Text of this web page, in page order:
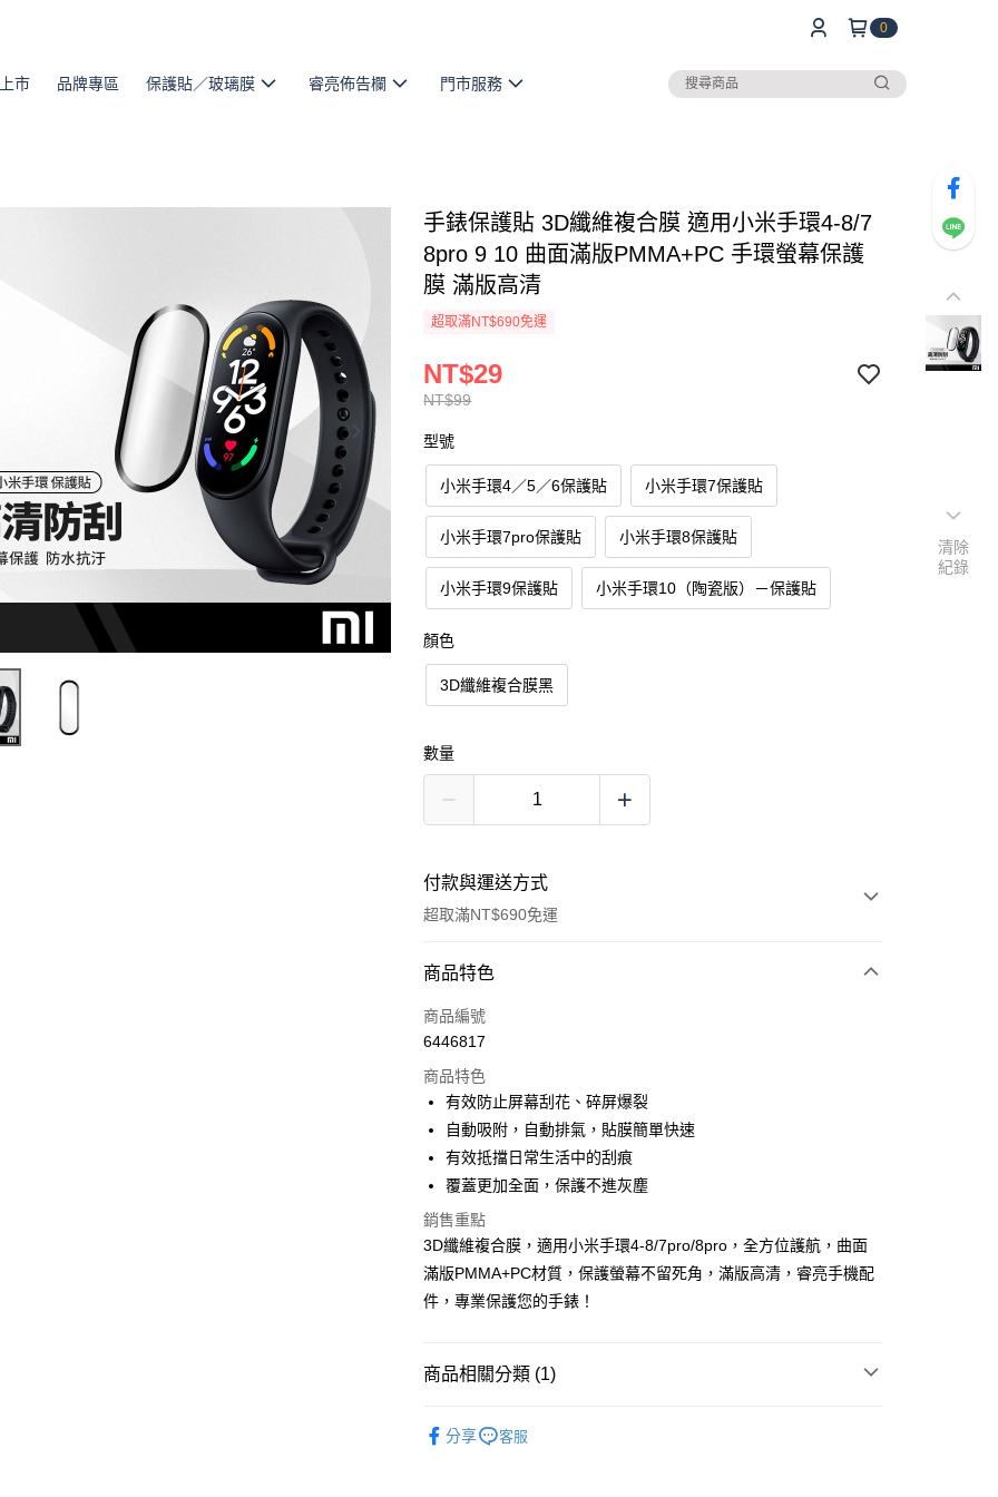
0
市 品牌專區 保護貼／玻璃膜 睿亮佈告欄 門市服務
手錶保護貼 3D纖維複合膜 適用小米手環4-8/7
8pro 9 10 曲面滿版PMMA+PC 手環螢幕保護
膜 滿版高清
超取滿NT$690免運
NT$99
NT$29
型號
小米手環4／5／6保護貼 小米手環7保護貼
小米手環7pro保護貼 小米手環8保護貼
小米手環9保護貼 小米手環10（陶瓷版）－保護貼
顏色
3D纖維複合膜黑
數量
付款與運送方式
超取滿NT$690免運
付款方式
信用卡一次付款
LINE Pay
Apple Pay
街口支付
悠遊付
全家取貨付款
付款後全家取貨
商品特色
商品編號
6446817
商品特色
有效防止屏幕刮花、碎屏爆裂
自動吸附，自動排氣，貼膜簡單快速
有效抵擋日常生活中的刮痕
覆蓋更加全面，保護不進灰塵
銷售重點
3D纖維複合膜，適用小米手環4-8/7pro/8pro，全方位護航，曲面
滿版PMMA+PC材質，保護螢幕不留死角，滿版高清，睿亮手機配
件，專業保護您的手錶！
商品相關分類 (1)
分享
客服
清除
紀錄